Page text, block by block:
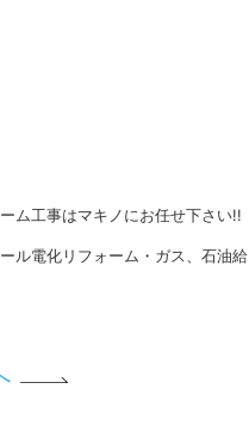
ム工事はマキノにお任せ下さい!!
ル電化リフォーム・ガス、石油給